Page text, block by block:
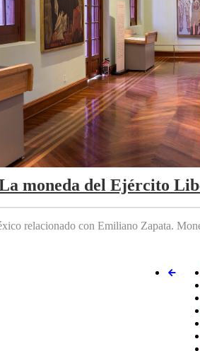
moneda del Ejército
relacionado con Emiliano Zapata.